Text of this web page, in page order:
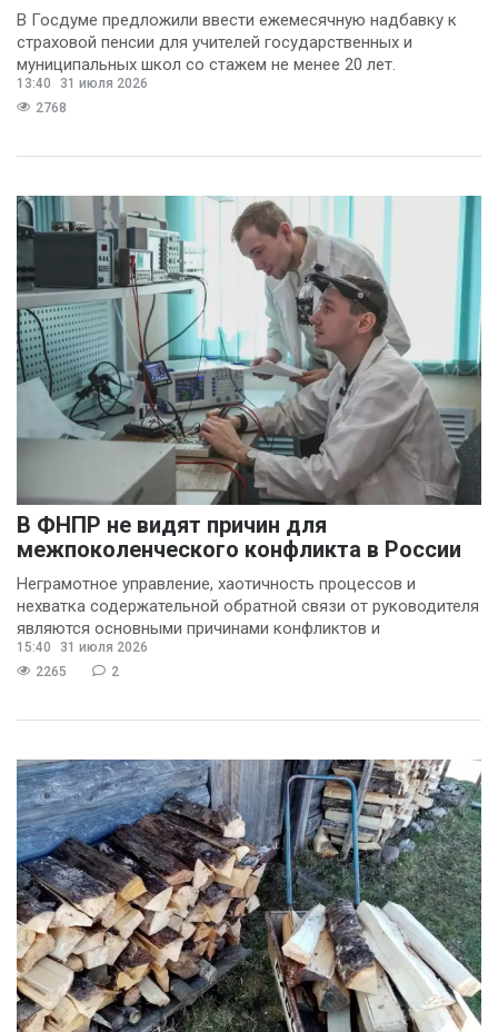
В Госдуме предложили ввести ежемесячную надбавку к
страховой пенсии для учителей государственных и
муниципальных школ со стажем не менее 20 лет.
13:40
31 июля 2026
2768
В ФНПР не видят причин для
межпоколенческого конфликта в России
Неграмотное управление, хаотичность процессов и
нехватка содержательной обратной связи от руководителя
являются основными причинами конфликтов и
раздражения в
15:40
31 июля 2026
2265
2